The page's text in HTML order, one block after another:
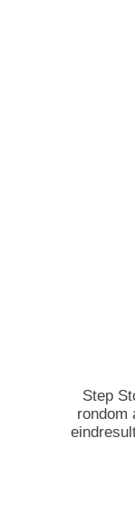
Step
rondom